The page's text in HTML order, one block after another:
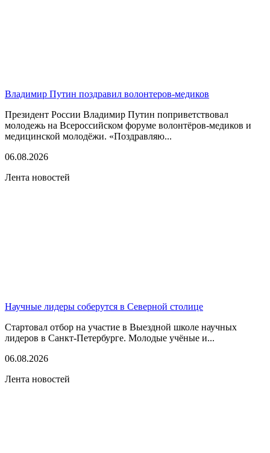
Владимир Путин поздравил волонтеров-медиков
Президент России Владимир Путин поприветствовал
молодежь на Всероссийском форуме волонтёров-медиков и
медицинской молодёжи. «Поздравляю...
06.08.2026
Лента новостей
Научные лидеры соберутся в Северной столице
Стартовал отбор на участие в Выездной школе научных
лидеров в Санкт-Петербурге. Молодые учёные и...
06.08.2026
Лента новостей